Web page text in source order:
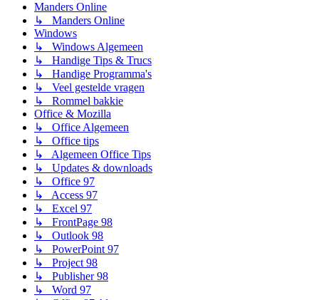
Manders Online
↳ Manders Online
Windows
↳ Windows Algemeen
↳ Handige Tips & Trucs
↳ Handige Programma's
↳ Veel gestelde vragen
↳ Rommel bakkie
Office & Mozilla
↳ Office Algemeen
↳ Office tips
↳ Algemeen Office Tips
↳ Updates & downloads
↳ Office 97
↳ Access 97
↳ Excel 97
↳ FrontPage 98
↳ Outlook 98
↳ PowerPoint 97
↳ Project 98
↳ Publisher 98
↳ Word 97